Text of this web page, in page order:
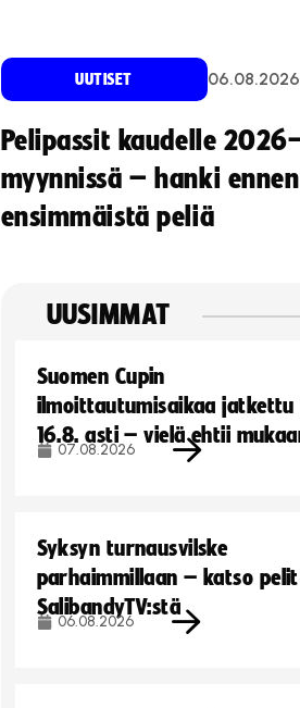
UUTISET 06.08.2026
Pelipassit kaudelle
myynnissä – hanki ennen
ensimmäistä peliä
UUSIMMAT
Suomen Cupin
ilmoittautumisaikaa jatkettu
16.8. asti – vielä ehtii
07.08.2026
Syksyn turnausvilske
parhaimmillaan – katso pelit
SalibandyTV:stä
06.08.2026